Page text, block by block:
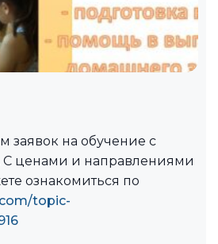
заявок на обучение с
С ценами и направлениями
ознакомиться по
topic-